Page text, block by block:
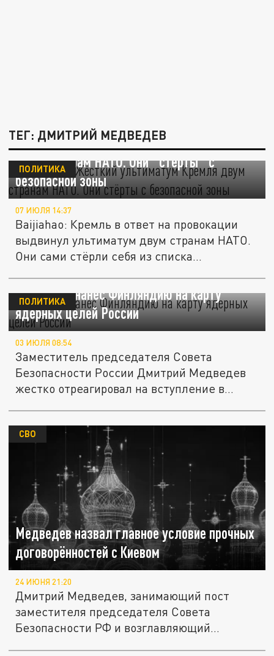
ТЕГ: ДМИТРИЙ МЕДВЕДЕВ
Объявлено. Жёсткий ультиматум Кремля
двум странам НАТО. Они "стёрты" с
безопасной зоны
ПОЛИТИКА
07 ИЮЛЯ 14:37
Baijiahao: Кремль в ответ на провокации
выдвинул ультиматум двум странам НАТО.
Они сами стёрли себя из списка...
Медведев нанес Финляндию на карту
ядерных целей России
ПОЛИТИКА
03 ИЮЛЯ 08:54
Заместитель председателя Совета
Безопасности России Дмитрий Медведев
жестко отреагировал на вступление в
Медведев назвал главное условие прочных
договорённостей с Киевом
СВО
24 ИЮНЯ 21:20
Дмитрий Медведев, занимающий пост
заместителя председателя Совета
Безопасности РФ и возглавляющий